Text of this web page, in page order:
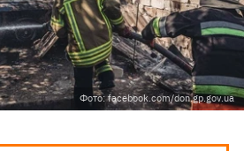
Фото: facebook.com/don.gp.gov.ua